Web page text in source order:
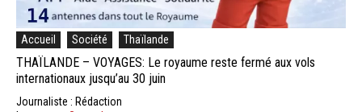
Accueil Société Thaïlande
THAÏLANDE – VOYAGES: Le royaume reste fermé aux vols
internationaux jusqu’au 30 juin
Journaliste : Rédaction